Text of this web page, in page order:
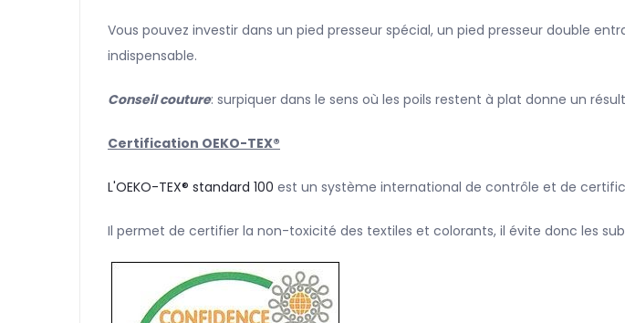
Vous pouvez investir dans un pied presseur spécial, un pied presseur double
indispensable.
Conseil couture: surpiquer dans le sens où les poils restent à plat donne un
Certification OEKO-TEX®
L'OEKO-TEX® standard 100 est un système international de contrôle et de
Il permet de certifier la non-toxicité des textiles et colorants, il évite donc les